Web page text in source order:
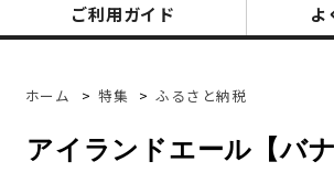
ご利用ガイド
よ
ホーム > 特集 > ふるさと納税
アイランドエール【バナ